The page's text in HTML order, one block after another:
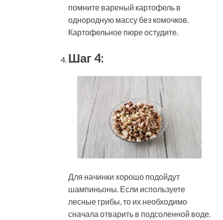
помните вареный картофель в
однородную массу без комочков.
Картофельное пюре остудите.
Шаг 4:
Для начинки хорошо подойдут
шампиньоны. Если используете
лесные грибы, то их необходимо
сначала отварить в подсоленной воде.